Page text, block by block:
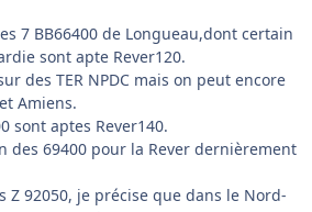
7 BB66400 de Longueau,dont certain
sont apte Rever120.
des TER NPDC mais on peut encore
Amiens.
sont aptes Rever140.
des 69400 pour la Rever dernièrement
Z 92050, je précise que dans le Nord-